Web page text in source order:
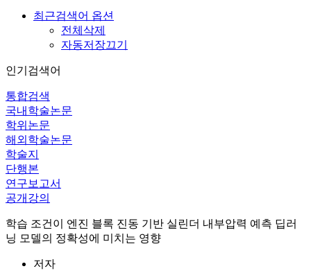
최근검색어 옵션
전체삭제
자동저장끄기
인기검색어
통합검색
국내학술논문
학위논문
해외학술논문
학술지
단행본
연구보고서
공개강의
학습 조건이 엔진 블록 진동 기반 실린더 내부압력 예측 딥러
닝 모델의 정확성에 미치는 영향
저자